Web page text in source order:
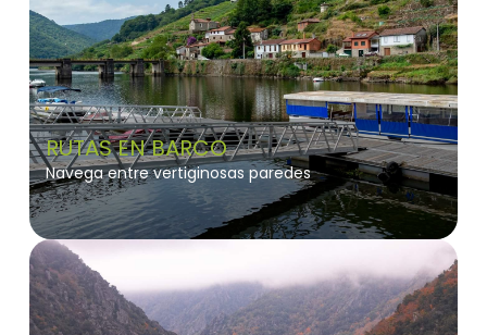
RUTAS EN BARCO
Navega entre vertiginosas paredes